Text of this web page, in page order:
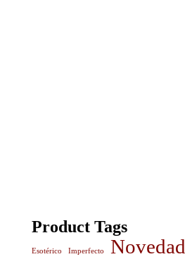
Product Tags
Esotérico Imperfecto Novedad